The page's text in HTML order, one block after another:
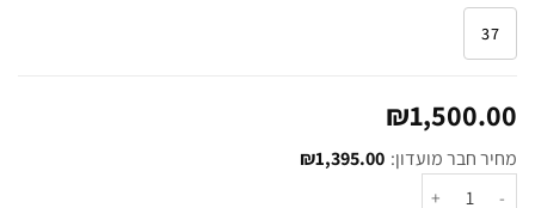
37
₪1,500.00
מחיר חבר מועדון: ₪1,395.00